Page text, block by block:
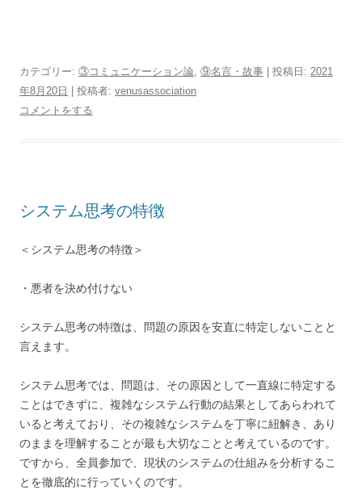
カテゴリー: ③コミュニケーション論, ⑨名言・故事 | 投稿日: 2021
年8月20日
投稿者: venusassociation
コメントをする
システム思考の特徴
＜システム思考の特徴＞
・悪者を決め付けない
システム思考の特徴は、問題の原因を安直に特定しないことと
言えます。
システム思考では、問題は、その原因として一直線に特定する
ことはできずに、複雑なシステム行動の結果としてあらわれて
いると考えており、その複雑なシステムを丁寧に紐解き、あり
のままを理解することが最も大切なことと考えているのです。
ですから、全員参加で、現状のシステムの仕組みを分析するこ
とを徹底的に行っていくのです。